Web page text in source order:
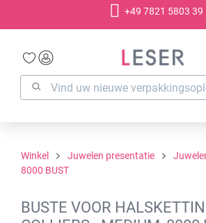
+49 7821 5803 39
Winkel Juwelen presentatie
8000 BUST
BUSTE VOOR